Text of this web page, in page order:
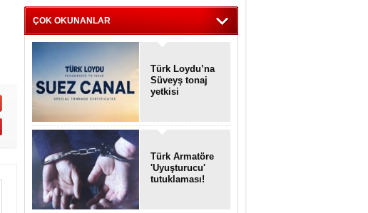
ithafen...
ÇOK OKUNANLAR
Türk Loydu’na
Süveyş tonaj
yetkisi
Türk Armatöre
'Uyuşturucu'
tutuklaması!